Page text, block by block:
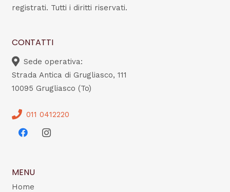
registrati. Tutti i diritti riservati.
CONTATTI
Sede operativa:
Strada Antica di Grugliasco, 111
10095 Grugliasco (To)
011 0412220
MENU
Home